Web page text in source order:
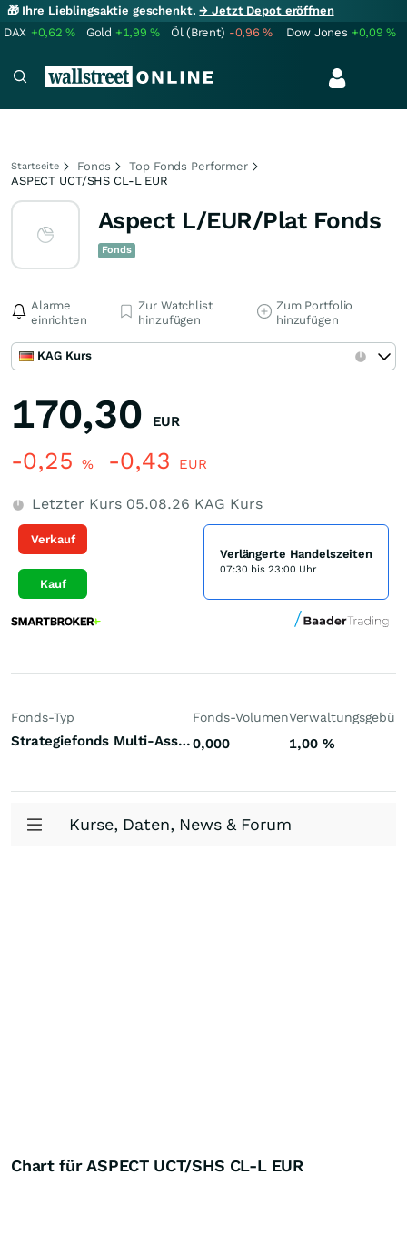
🎁 Ihre Lieblingsaktie geschenkt.→ Jetzt Depot eröffnen
DAX +0,62% Gold +1,99% Öl (Brent) -0,96% Dow Jones +0,09%
Startseite Fonds
Top Fonds Performer
ASPECT UCT/SHS CL-L EUR
Aspect L/EUR/Plat Fonds
Fonds
Alarme
einrichten
Zur Watchlist
hinzufügen
Zum Portfolio
hinzufügen
KAG Kurs
170,30 EUR
-0,25 % -0,43 EUR
Letzter Kurs 05.08.26 KAG Kurs
Verkauf
Kauf
Verlängerte Handelszeiten
07:30 bis 23:00 Uhr
Fonds-Typ
Strategiefonds Multi-Asset-Strategie systematisch dynamisch Welt
Fonds-Volumen
0,000 1,00 %
Kurse, Daten, News & Forum
Chart für ASPECT UCT/SHS CL-L EUR